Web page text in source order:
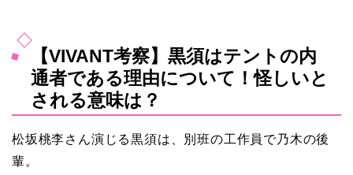
【VIVANT考察】黒須はテントの内
通者である理由について！怪しいと
される意味は？
松坂桃李さん演じる黒須は、別班の工作員で乃木の後
輩。